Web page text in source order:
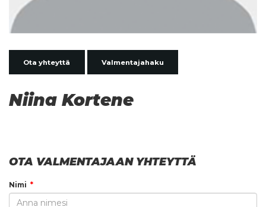
Ota yhteyttä Valmentajahaku
Niina Kortene
OTA VALMENTAJAAN YHTEYTTÄ
Nimi